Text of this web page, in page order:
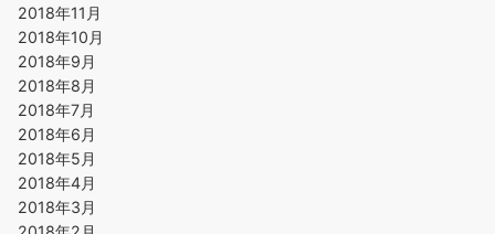
2018年11月
2018年10月
2018年9月
2018年8月
2018年7月
2018年6月
2018年5月
2018年4月
2018年3月